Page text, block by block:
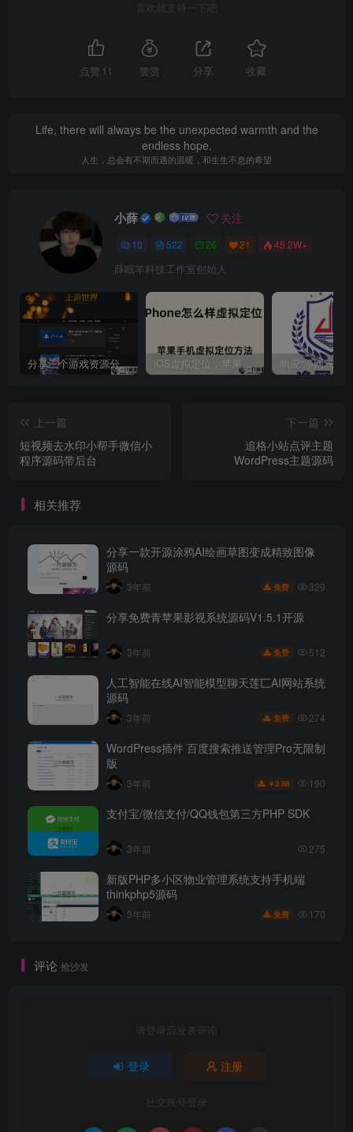
喜欢就支持一下吧
点赞 11 赞赏 分享 收藏
Life, there will always be the unexpected warmth and the
endless hope.
人生，总会有不期而遇的温暖，和生生不息的希望
小薛 关注
10 522 26 21 45.2W+
薛眠羊科技工作室创始人
分享三个游戏资源分享的网站，包含Switch游戏、PS4游戏、Steam的单机游戏 iOS虚拟定位，苹果手机如何进行虚拟定位？附四种方法教程
上一篇
短视频去水印小帮手微信小
程序源码带后台
下一篇
追格小站点评主题
WordPress主题源码
相关推荐
分享一款开源涂鸦AI绘画草图变成精致图像
源码
3年前 免费 329
分享免费青苹果影视系统源码V1.5.1开源
3年前 免费 512
人工智能在线AI智能模型聊天莲匸AI网站系统
源码
3年前 免费 274
WordPress插件 百度搜索推送管理Pro无限制
版
3年前 ￥3.88 190
支付宝/微信支付/QQ钱包第三方PHP SDK
3年前 275
新版PHP多小区物业管理系统支持手机端
thinkphp5源码
3年前 免费 170
评论 抢沙发
请登录后发表评论
登录 注册
社交账号登录